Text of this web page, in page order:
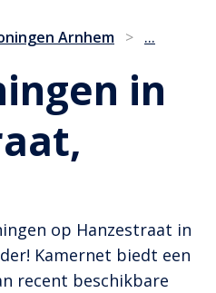
Arnhem > ...
in
op Hanzestraat in
Kamernet biedt een
recent beschikbare